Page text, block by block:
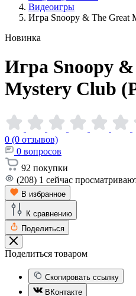
Видеоигры
Игра Snoopy & The Great
Новинка
Игра Snoopy
Mystery Club
0 (0 отзывов)
0 вопросов
92 покупки
(208) 1 сейчас
В избранное
К сравнению
Поделиться
Поделиться товаром
Скопировать ссылку
ВКонтакте